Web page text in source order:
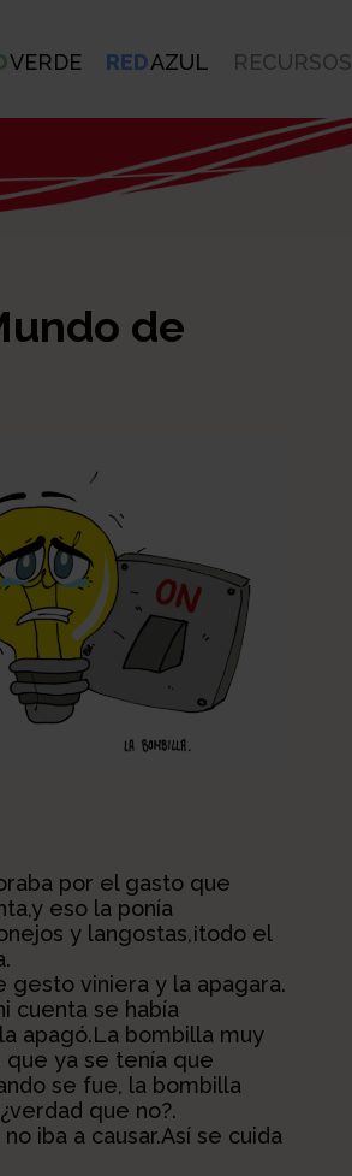
VERDE REDAZUL RECURSOS
de
por el gasto que
eso la ponía
y langostas,¡todo el
gesto viniera y la apagara.
cuenta se había
apagó.La bombilla muy
que ya se tenía que
se fue, la bombilla
que no?.
iba a causar.Así se cuida